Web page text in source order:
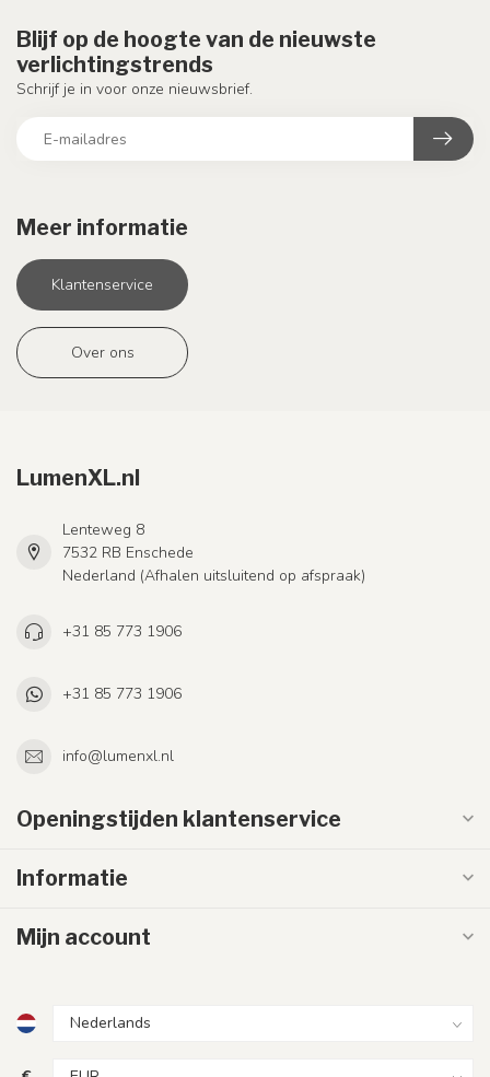
Meer informatie
Klantenservice
Over ons
Blijf op de hoogte van de nieuwste
verlichtingstrends
Schrijf je in voor onze nieuwsbrief.
LumenXL.nl
Lenteweg 8
7532 RB Enschede
Nederland (Afhalen uitsluitend op afspraak)
+31 85 773 1906
+31 85 773 1906
info@lumenxl.nl
Openingstijden klantenservice
Informatie
Mijn account